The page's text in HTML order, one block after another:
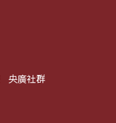
央廣社群